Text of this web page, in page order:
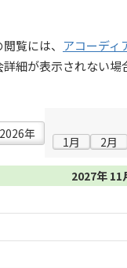
覧には、 アコーディ
詳細が表示されない場
2026年
1月 2月
2027年 11